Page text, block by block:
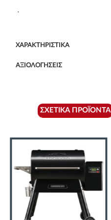
.
ΧΑΡΑΚΤΗΡΙΣΤΙΚΆ
ΑΞΙΟΛΟΓΉΣΕΙΣ
ΣΧΕΤΙΚΆ ΠΡΟΪΌΝΤΑ